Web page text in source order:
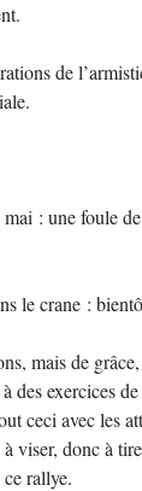
de
: une foule
le crane :
mais de
des exercices
ceci avec les
viser, donc à
rallye.